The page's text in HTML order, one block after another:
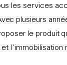
les services
plusieurs
le produit
l'immobilisation